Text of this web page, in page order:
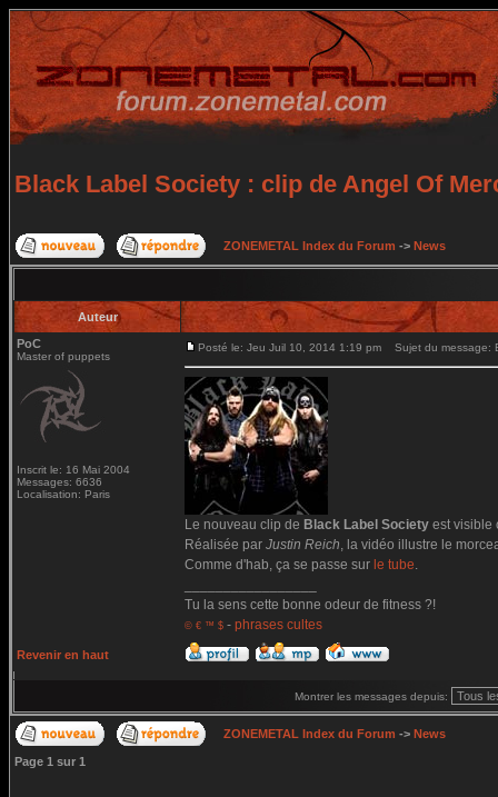
Black Label Society : clip de Angel Of
ZONEMETAL Index du Forum -> News
Auteur
PoC
Master of puppets
Inscrit le: 16 Mai 2004
Messages: 6636
Localisation: Paris
Posté le: Jeu Juil 10, 2014 1:19 pm Sujet du message:
Le nouveau clip de Black Label Society est visible
Réalisée par Justin Reich, la vidéo illustre le
Comme d'hab, ça se passe sur le tube.
Tu la sens cette bonne odeur de fitness ?!
© € ™ $ - phrases cultes
Revenir en haut
Montrer les messages depuis:
ZONEMETAL Index du Forum -> News
Page 1 sur 1